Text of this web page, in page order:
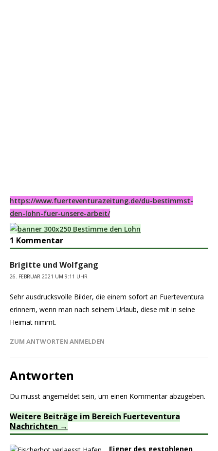
https://www.fuerteventurazeitung.de/du-bestimmst-
den-lohn-fuer-unsere-arbeit/
1 Kommentar
Brigitte und Wolfgang
26. FEBRUAR 2021 UM 9:11 UHR
Sehr ausdrucksvolle Bilder, die einem sofort an Fuerteventura
erinnern, wenn man nach seinem Urlaub, diese mit in seine
Heimat nimmt.
ZUM ANTWORTEN ANMELDEN
Antworten
Du musst angemeldet sein, um einen Kommentar abzugeben.
Weitere Beiträge im Bereich Fuerteventura
Nachrichten
Eigner des gestohlenen